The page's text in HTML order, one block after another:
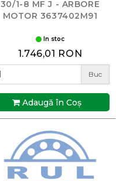
30/1-8 MF J - ARBORE
MOTOR 3637402M91
In stoc
1.746,01 RON
Buc
Adaugă în Coş